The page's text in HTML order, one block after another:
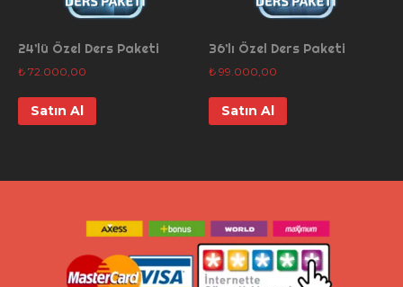
24’lü Özel Ders Paketi
₺ 72.000,00
Satın Al
36’lı Özel Ders Paketi
₺ 99.000,00
Satın Al